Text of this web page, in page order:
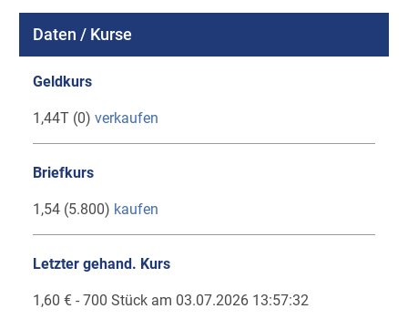
Daten / Kurse
Geldkurs
1,44T (0) verkaufen
Briefkurs
1,54 (5.800) kaufen
Letzter gehand. Kurs
1,60 € - 700 Stück am 03.07.2026 13:57:32